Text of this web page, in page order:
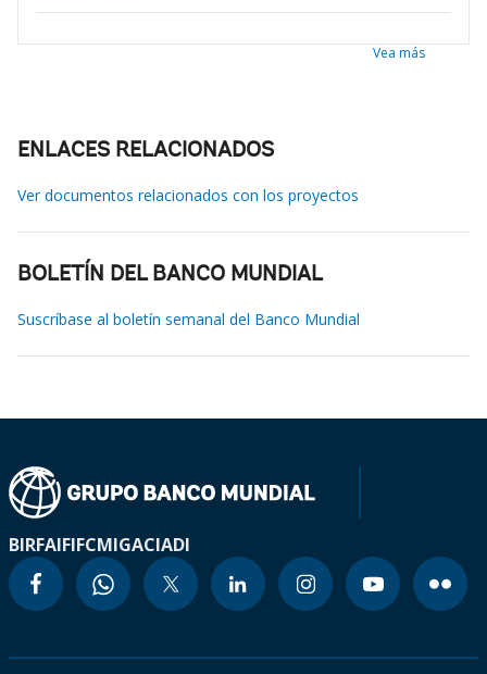
Vea más
ENLACES RELACIONADOS
Ver documentos relacionados con los proyectos
BOLETÍN DEL BANCO MUNDIAL
Suscríbase al boletín semanal del Banco Mundial
BIRFAIFIFCMIGACIADI